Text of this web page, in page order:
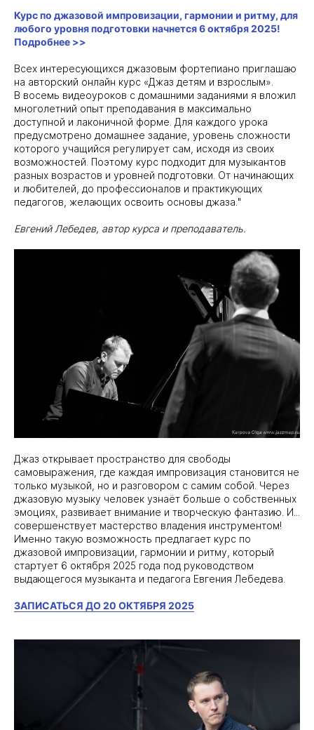
Курс по джазовой импровизации, гармонии и ритму, для
любого уровня подготовки начнется 6 октября 2025!
Подробнее >>
Всех интересующихся джазовым фортепиано приглашаю
на авторский онлайн курс «Джаз детям и взрослым».
В восемь видеоуроков с домашними заданиями я вложил
многолетний опыт преподавания в максимально
доступной и лаконичной форме. Для каждого урока
предусмотрено домашнее задание, уровень сложности
которого учащийся регулирует сам, исходя из своих
возможностей. Поэтому курс подходит для музыкантов
разных возрастов и уровней подготовки. От начинающих
и любителей, до профессионалов и практикующих
педагогов, желающих освоить основы джаза."
Евгений Лебедев, автор курса и преподаватель.
Джаз открывает пространство для свободы
самовыражения, где каждая импровизация становится не
только музыкой, но и разговором с самим собой. Через
джазовую музыку человек узнаёт больше о собственных
эмоциях, развивает внимание и творческую фантазию. И...
совершенствует мастерство владения инструментом!
Именно такую возможность предлагает курс по
джазовой импровизации, гармонии и ритму, который
стартует 6 октября 2025 года под руководством
выдающегося музыканта и педагога Евгения Лебедева.
ЗАПИСАТЬСЯ ДО 20 ОКТЯБРЯ 2025